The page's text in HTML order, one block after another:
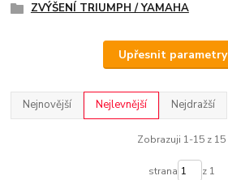
ZVÝŠENÍ TRIUMPH / YAMAHA
Upřesnit parametry
Nejnovější Nejlevnější Nejdražší
Zobrazuji 1-15 z 15
strana z 1